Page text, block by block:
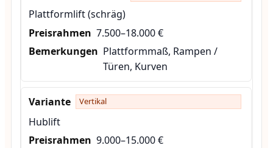
Plattformlift (schräg)
7.500–18.000 €
Plattformmaß, Rampen /
Türen, Kurven
Vertikal
Hublift
9.000–15.000 €